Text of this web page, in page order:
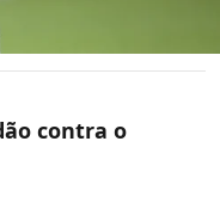
contra o